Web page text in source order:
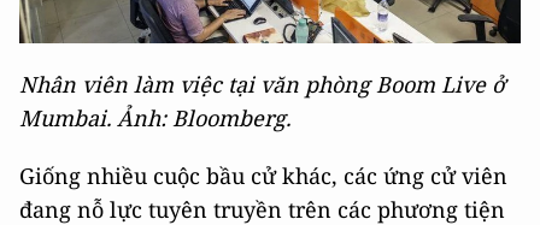
Nhân viên làm việc tại văn phòng Boom Live ở
Mumbai. Ảnh: Bloomberg.
Giống nhiều cuộc bầu cử khác, các ứng cử viên
đang nỗ lực tuyên truyền trên các phương tiện